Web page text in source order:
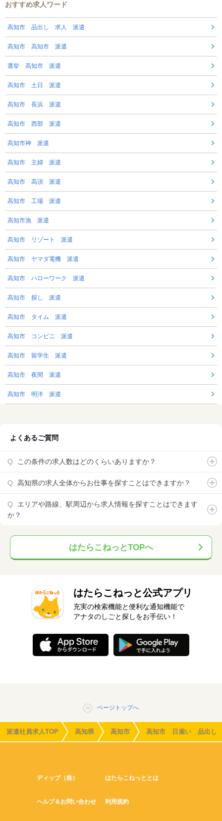
おすすめ求人ワード
高知市 品出し 求人 派遣
高知市 高知市 派遣
選挙 高知市 派遣
高知市 土日 派遣
高知市 長浜 派遣
高知市 西部 派遣
高知市神 派遣
高知市 主婦 派遣
高知市 高須 派遣
高知市 工場 派遣
高知市漁 派遣
高知市 リゾート 派遣
高知市 ヤマダ電機 派遣
高知市 ハローワーク 派遣
高知市 探し 派遣
高知市 タイム 派遣
高知市 コンビニ 派遣
高知市 留学生 派遣
高知市 夜間 派遣
高知市 明洋 派遣
よくあるご質問
この条件の求人数はどのくらいありますか？
高知県の求人全体からお仕事を探すことはできますか？
エリアや路線、駅周辺から求人情報を探すことはできます
か？
はたらこねっとTOPへ
はたらこねっと公式アプリ
充実の検索機能と便利な通知機能で
アナタのしごと探しをお手伝い！
ページトップへ
派遣社員求人TOP 高知県 高知市 高知市 日雇い 品出し
ディップ（株） はたらこねっととは
ヘルプ＆お問い合わせ 利用規約